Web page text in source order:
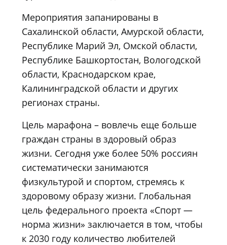
Мероприятия запанированы в
Сахалинской области, Амурской области,
Республике Марий Эл, Омской области,
Республике Башкортостан, Вологодской
области, Краснодарском крае,
Калининградской области и других
регионах страны.
Цель марафона – вовлечь еще больше
граждан страны в здоровый образ
жизни. Сегодня уже более 50% россиян
систематически занимаются
физкультурой и спортом, стремясь к
здоровому образу жизни. Глобальная
цель федерального проекта «Спорт —
норма жизни» заключается в том, чтобы
к 2030 году количество любителей